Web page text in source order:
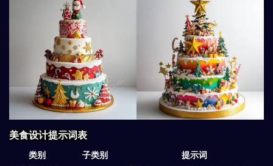
美食设计提示词表
类别 子类别
提示词